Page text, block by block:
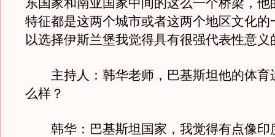
东国家和南亚国家中间的这么一个桥梁，他
特征都是这两个城市或者这两个地区文化的
以选择伊斯兰堡我觉得具有很强代表性意义
主持人：韩华老师，巴基斯坦他的体育
么样？
韩华：巴基斯坦国家，我觉得有点像印